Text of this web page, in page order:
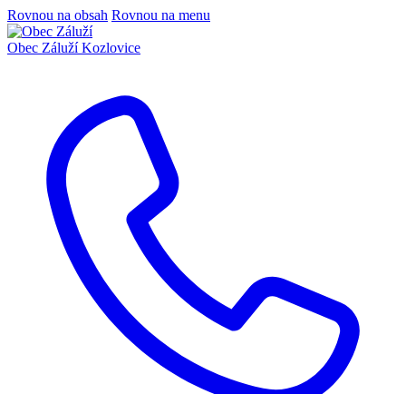
Rovnou na obsah Rovnou na menu
Obec ZálužíKozlovice